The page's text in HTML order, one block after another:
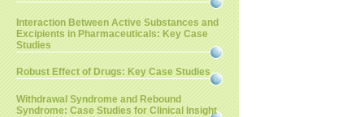
Interaction Between Active Substances and
Excipients in Pharmaceuticals: Key Case
Studies
Robust Effect of Drugs: Key Case Studies
Withdrawal Syndrome and Rebound
Syndrome: Case Studies for Clinical Insight